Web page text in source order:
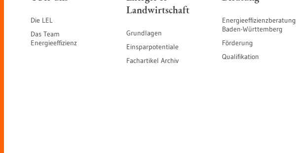
Die LEL
Das Team
Energieeffizienz
Landwirtschaft
Grundlagen
Einsparpotentiale
Fachartikel Archiv
Energieeffizienzberatung
Baden-Württemberg
Förderung
Qualifikation